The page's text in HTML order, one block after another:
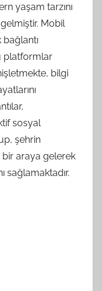
yaşam tarzını
Mobil
bağlantı
platformlar
bilgi
sosyal
şehrin
bir araya gelerek
sağlamaktadır.